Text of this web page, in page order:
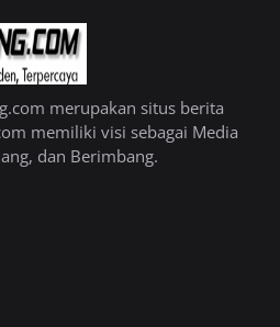
merupakan situs berita
memiliki visi sebagai Media
dan Berimbang.